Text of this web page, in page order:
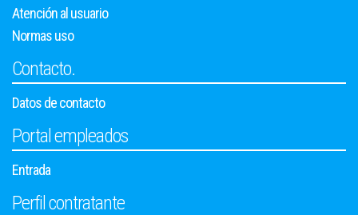
Atención al usuario
Normas uso
Contacto.
Datos de contacto
Portal empleados
Entrada
Perfil contratante